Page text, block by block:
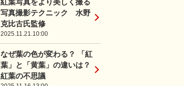
紅葉写真をより美しく撮る
写真撮影テクニック 水野
克比古氏監修
2025.11.21.10:00
なぜ葉の色が変わる？ 「紅
葉」と「黄葉」の違いは？
紅葉の不思議